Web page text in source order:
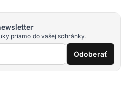
priamo do vašej schránky.
Odoberať